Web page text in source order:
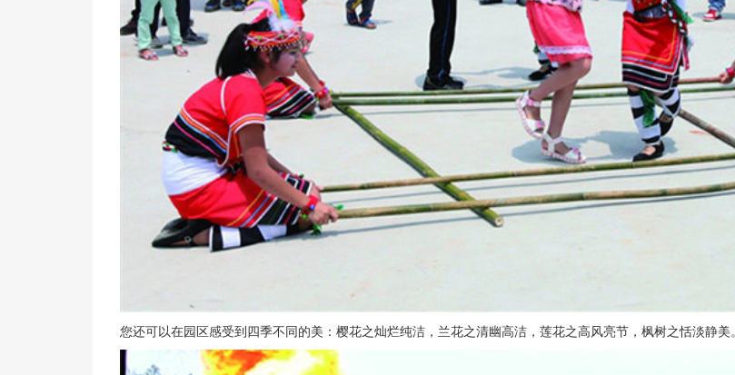
您还可以在园区感受到四季不同的美：樱花之灿烂纯洁，兰花之清幽高洁，莲花之高风亮节，枫树之恬淡静美。